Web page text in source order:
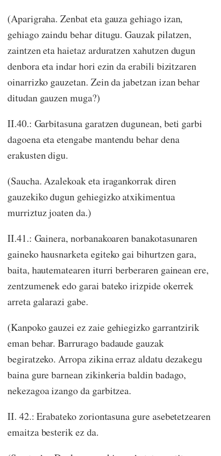
(Aparigraha. Zenbat eta gauza gehiago izan,
gehiago zaindu behar ditugu. Gauzak pilatzen,
zaintzen eta haietaz arduratzen xahutzen dugun
denbora eta indar hori ezin da erabili bizitzaren
oinarrizko gauzetan. Zein da jabetzan izan behar
ditudan gauzen muga?)
II.40.: Garbitasuna garatzen dugunean, beti garbi
dagoena eta etengabe mantendu behar dena
erakusten digu.
(Saucha. Azalekoak eta iragankorrak diren
gauzekiko dugun gehiegizko atxikimentua
murriztuz joaten da.)
II.41.: Gainera, norbanakoaren banakotasunaren
gaineko hausnarketa egiteko gai bihurtzen gara,
baita, hautematearen iturri berberaren gainean ere,
zentzumenek edo garai bateko irizpide okerrek
arreta galarazi gabe.
(Kanpoko gauzei ez zaie gehiegizko garrantzirik
eman behar. Barrurago badaude gauzak
begiratzeko. Arropa zikina erraz aldatu dezakegu
baina gure barnean zikinkeria baldin badago,
nekezagoa izango da garbitzea.
II. 42.: Erabateko zoriontasuna gure asebetetzearen
emaitza besterik ez da.